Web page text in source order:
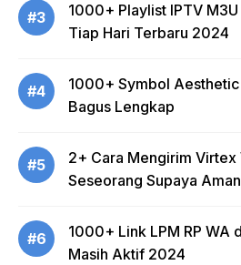
#3
1000+ Playlist IPTV
Tiap Hari Terbaru 2024
#4
1000+ Symbol Aesthetic
Bagus Lengkap
#5
2+ Cara Mengirim Virtex
Seseorang Supaya Aman
#6
1000+ Link LPM RP WA
Masih Aktif 2024